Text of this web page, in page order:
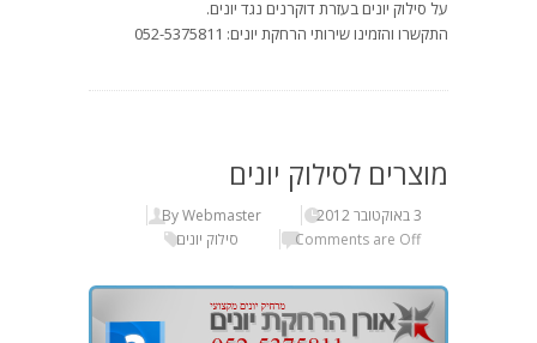
על סילוק יונים בעזרת דוקרנים נגד יונים.
התקשרו והזמינו שירותי הרחקת יונים: 052-5375811
מוצרים לסילוק יונים
3 באוקטובר 2012
By Webmaster
Comments are Off
סילוק יונים